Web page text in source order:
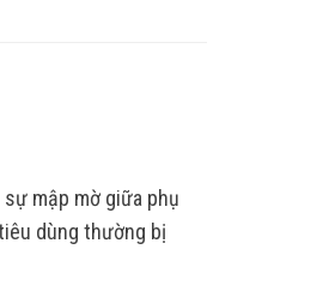
mập mờ giữa phụ
dùng thường bị